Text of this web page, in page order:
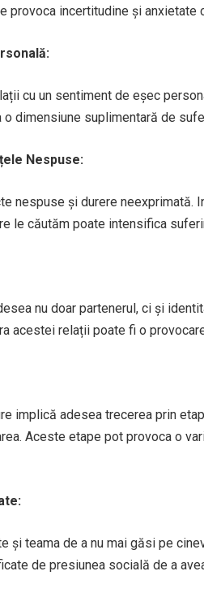
incertitudine și anxietate
cu un sentiment de eșec
dimensiune suplimentară de
Nespuse:
nespuse și durere neexprimată.
le căutăm poate intensifica
nu doar partenerul, ci și
acestei relații poate fi o
implică adesea trecerea prin
Aceste etape pot provoca o
și teama de a nu mai găsi pe
de presiunea socială de a